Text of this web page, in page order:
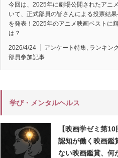
今回は、2025年に劇場公開されたアニ
いて、正式部員の皆さんによる投票結
を発表！2025年のアニメ映画ベストに
は？
2026/4/24 アンケート特集, ランキン
部員参加記事
学び・メンタルヘルス
【映画学ゼミ第
認知が働く映画鑑
ない映画鑑賞、何